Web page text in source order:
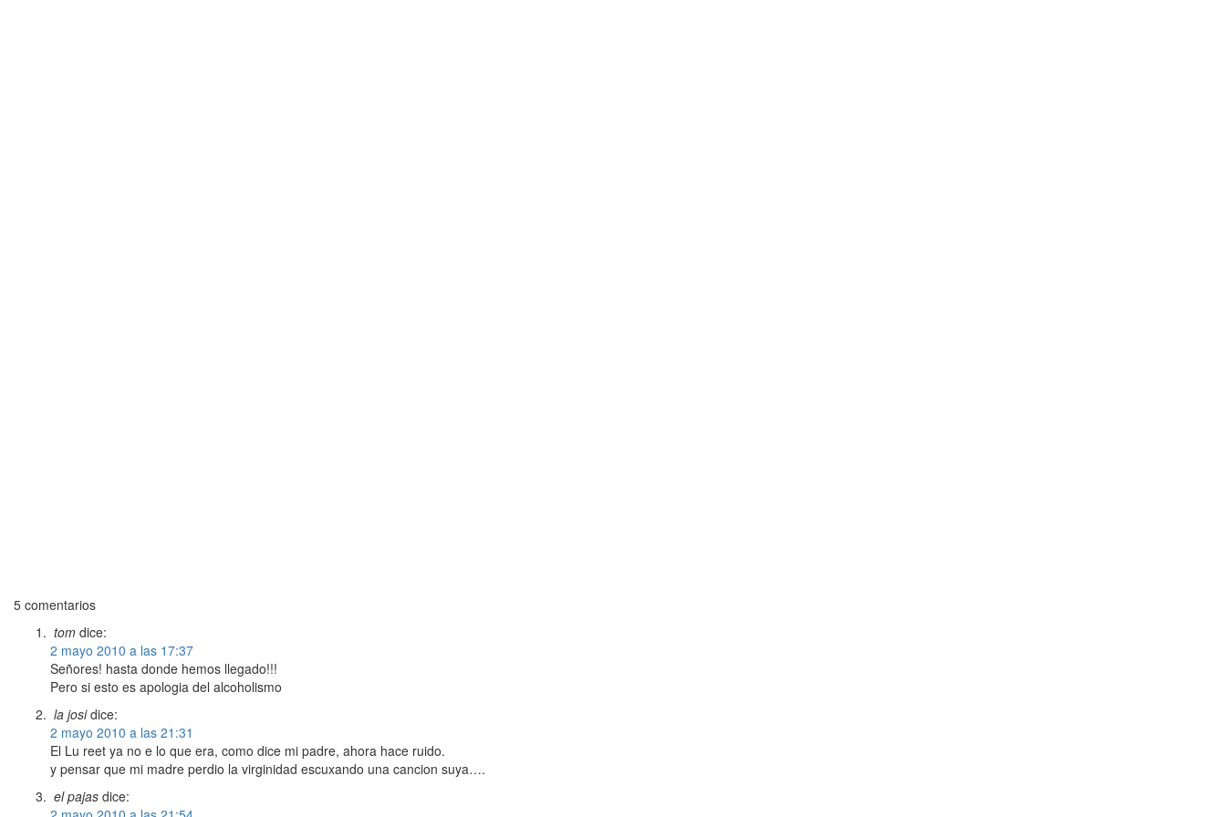
5 comentarios
tom dice:
2 mayo 2010 a las 17:37
Señores! hasta donde hemos llegado!!!
Pero si esto es apologia del alcoholismo
la josi dice:
2 mayo 2010 a las 21:31
El Lu reet ya no e lo que era, como dice mi padre, ahora hace ruido.
y pensar que mi madre perdio la virginidad escuxando una cancion suya….
el pajas dice: